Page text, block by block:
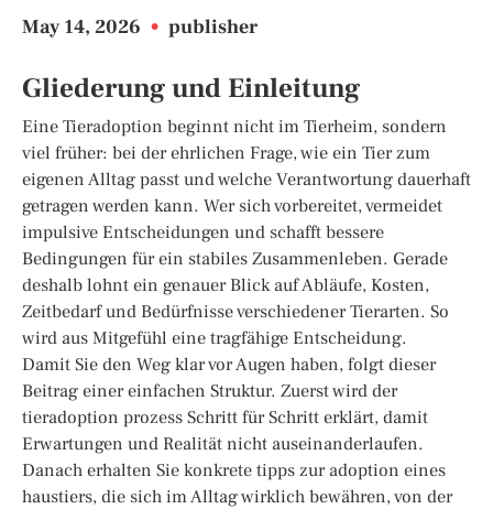
May 14, 2026 • publisher
Gliederung und Einleitung
Eine Tieradoption beginnt nicht im Tierheim, sondern
viel früher: bei der ehrlichen Frage, wie ein Tier zum
eigenen Alltag passt und welche Verantwortung dauerhaft
getragen werden kann. Wer sich vorbereitet, vermeidet
impulsive Entscheidungen und schafft bessere
Bedingungen für ein stabiles Zusammenleben. Gerade
deshalb lohnt ein genauer Blick auf Abläufe, Kosten,
Zeitbedarf und Bedürfnisse verschiedener Tierarten. So
wird aus Mitgefühl eine tragfähige Entscheidung.
Damit Sie den Weg klar vor Augen haben, folgt dieser
Beitrag einer einfachen Struktur. Zuerst wird der
tieradoption prozess Schritt für Schritt erklärt, damit
Erwartungen und Realität nicht auseinanderlaufen.
Danach erhalten Sie konkrete tipps zur adoption eines
haustiers, die sich im Alltag wirklich bewähren, von der